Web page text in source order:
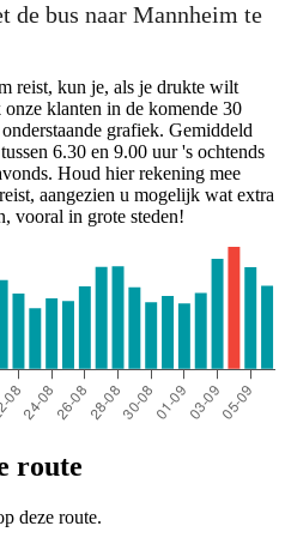
de bus naar Mannheim te
reist, kun je, als je drukte wilt
klanten in de komende 30
grafiek. Gemiddeld
6.30 en 9.00 uur 's ochtends
Houd hier rekening mee
aangezien u mogelijk wat extra
vooral in grote steden!
route
deze route.